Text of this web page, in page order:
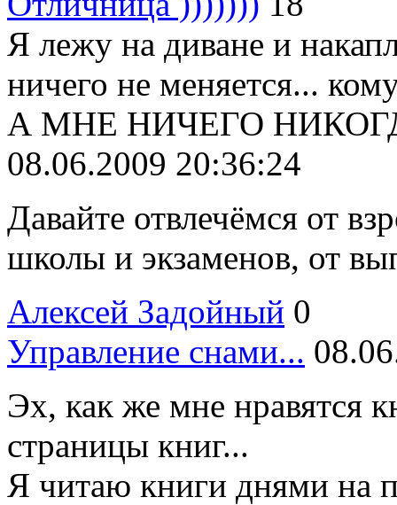
Я лежу на диване и
ничего не меняется...
А МНЕ НИЧЕГО
08.06.2009 20:36:24
Давайте отвлечёмся от
школы и экзаменов, от
Алексей Задойный 0
Управление снами...
Эх, как же мне нравятся
страницы книг...
Я читаю книги днями на